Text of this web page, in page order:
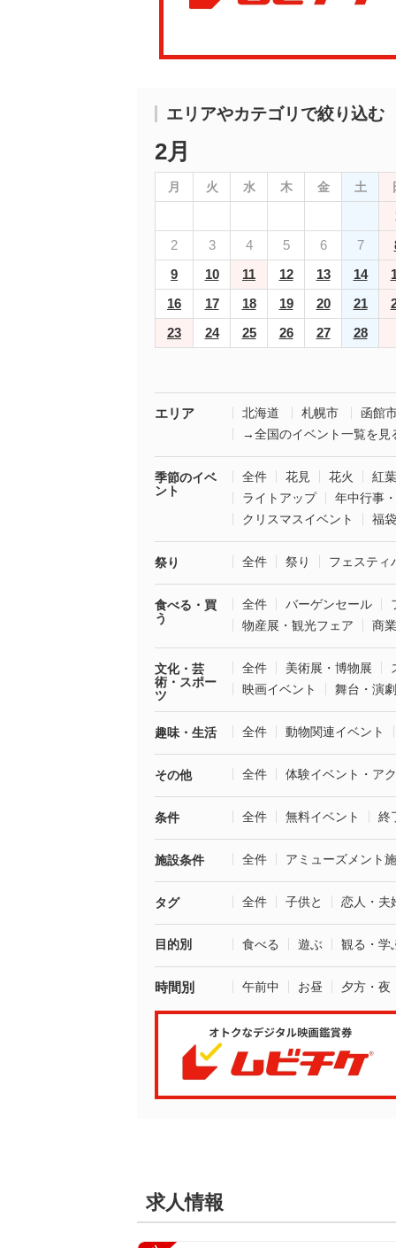
エリアやカテゴリで絞り込む
2月
月 火 水 木 金 土
2
3 4 5 6 7
9
10 11 12 13 14
16
17 18 19 20 21
23
24 25 26 27 28
エリア 北海道 札幌市
函館
→全国のイベント一覧を見
季節のイベ
ント
全件 花見 花火
紅葉
ライトアップ
年中行事
クリスマスイベント
福
祭り 全件 祭り フェスティ
食べる・買
う
全件 バーゲンセール
物産展・観光フェア
商
文化・芸
術・スポー
ツ
全件 美術展・博物展
映画イベント
舞台・演劇
趣味・生活 全件 動物関連イベント
その他 全件 体験イベント・ア
条件 全件 無料イベント 終
施設条件 全件 アミューズメント
タグ 全件 子供と 恋人・夫
目的別 食べる 遊ぶ 観る・学
時間別 午前中 お昼 夕方・夜
求人情報